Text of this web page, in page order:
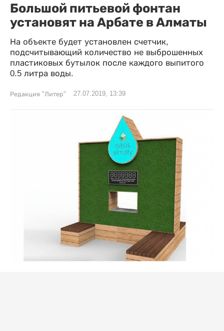
Большой питьевой фонтан
установят на Арбате в Алматы
На объекте будет установлен счетчик,
подсчитывающий количество не выброшенных
пластиковых бутылок после каждого выпитого
0.5 литра воды.
Редакция "Литер" 27.07.2019, 13:39